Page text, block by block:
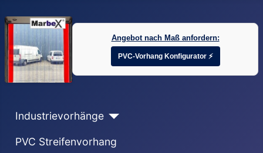
Angebot nach Maß anfordern:
PVC-Vorhang Konfigurator ⚡
Industrievorhänge
PVC Streifenvorhang